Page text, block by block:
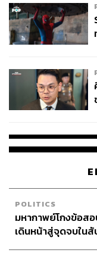
POLITICS
มหากาพย์โกงข้อส
เดินหน้าสู่จุดจบใน